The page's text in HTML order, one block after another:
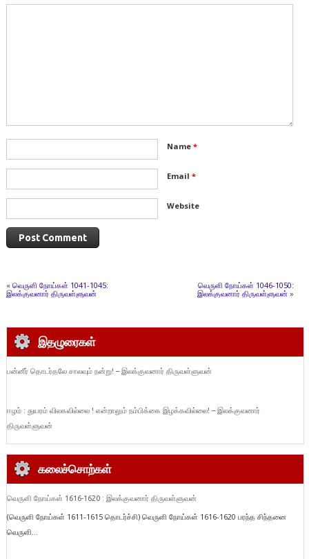
Name *
Email *
Website
« வெருளி நோய்கள் 1041-1045:
இலக்குவனார் திருவள்ளுவன்
வெருளி நோய்கள் 1046-1050:
இலக்குவனார் திருவள்ளுவன் »
இதழுரைகள்
பன்னீர் தொடர்தலே சாலவும் நன்று! – இலக்குவனார் திருவள்ளுவன்
ஈழம் : துயரம் விலகவில்லை ! என்றாலும் நம்பிக்கை இழக்கவில்லை! – இலக்குவனார்
திருவள்ளுவன்
கலைச்சொற்கள்
வெருளி நோய்கள் 1616-1620 : இலக்குவனார் திருவள்ளுவன்
(வெருளி நோய்கள் 1611-1615 தொடர்ச்சி) வெருளி நோய்கள் 1616-1620 பரந்த சிந்தனை
வெருளி...